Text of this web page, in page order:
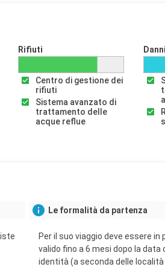
Rifiuti
Centro di gestione dei
rifiuti
Sistema avanzato di
trattamento delle
acque reflue
Danni
Le formalità da partenza
Per il suo viaggio deve essere
valido fino a 6 mesi dopo la data
identità (a seconda delle